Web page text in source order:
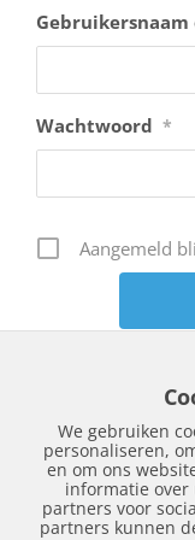
Wachtwoord *
Aangemeld
We gebruiken
personaliseren,
en om ons
informatie over
partners voor
partners kunnen